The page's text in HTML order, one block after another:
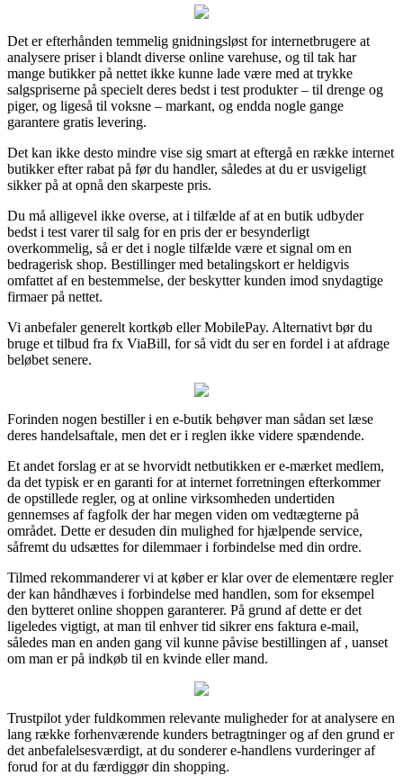
Det er efterhånden temmelig gnidningsløst for internetbrugere at
analysere priser i blandt diverse online varehuse, og til tak har
mange butikker på nettet ikke kunne lade være med at trykke
salgspriserne på specielt deres bedst i test produkter – til drenge og
piger, og ligeså til voksne – markant, og endda nogle gange
garantere gratis levering.
Det kan ikke desto mindre vise sig smart at eftergå en række internet
butikker efter rabat på før du handler, således at du er usvigeligt
sikker på at opnå den skarpeste pris.
Du må alligevel ikke overse, at i tilfælde af at en butik udbyder
bedst i test varer til salg for en pris der er besynderligt
overkommelig, så er det i nogle tilfælde være et signal om en
bedragerisk shop. Bestillinger med betalingskort er heldigvis
omfattet af en bestemmelse, der beskytter kunden imod snydagtige
firmaer på nettet.
Vi anbefaler generelt kortkøb eller MobilePay. Alternativt bør du
bruge et tilbud fra fx ViaBill, for så vidt du ser en fordel i at afdrage
beløbet senere.
Forinden nogen bestiller i en e-butik behøver man sådan set læse
deres handelsaftale, men det er i reglen ikke videre spændende.
Et andet forslag er at se hvorvidt netbutikken er e-mærket medlem,
da det typisk er en garanti for at internet forretningen efterkommer
de opstillede regler, og at online virksomheden undertiden
gennemses af fagfolk der har megen viden om vedtægterne på
området. Dette er desuden din mulighed for hjælpende service,
såfremt du udsættes for dilemmaer i forbindelse med din ordre.
Tilmed rekommanderer vi at køber er klar over de elementære regler
der kan håndhæves i forbindelse med handlen, som for eksempel
den bytteret online shoppen garanterer. På grund af dette er det
ligeledes vigtigt, at man til enhver tid sikrer ens faktura e-mail,
således man en anden gang vil kunne påvise bestillingen af , uanset
om man er på indkøb til en kvinde eller mand.
Trustpilot yder fuldkommen relevante muligheder for at analysere en
lang række forhenværende kunders betragtninger og af den grund er
det anbefalelsesværdigt, at du sonderer e-handlens vurderinger af
forud for at du færdiggør din shopping.